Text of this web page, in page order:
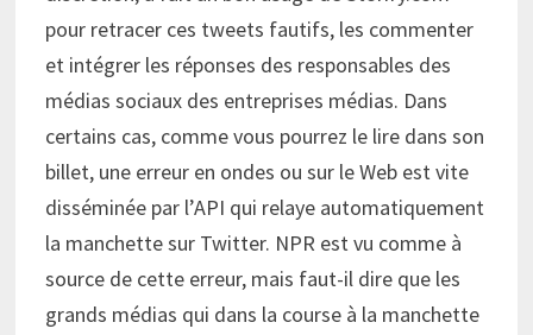
pour retracer ces tweets fautifs, les commenter
et intégrer les réponses des responsables des
médias sociaux des entreprises médias. Dans
certains cas, comme vous pourrez le lire dans son
billet, une erreur en ondes ou sur le Web est vite
disséminée par l’API qui relaye automatiquement
la manchette sur Twitter. NPR est vu comme à
source de cette erreur, mais faut-il dire que les
grands médias qui dans la course à la manchette